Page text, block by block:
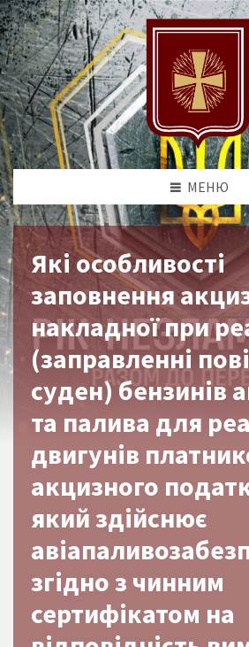
МЕНЮ
Які особливості
заповнення
накладної при
(заправленні
суден) бензинів
та палива для
двигунів
акцизного
який здійснює
згідно з чинним
сертифікатом на